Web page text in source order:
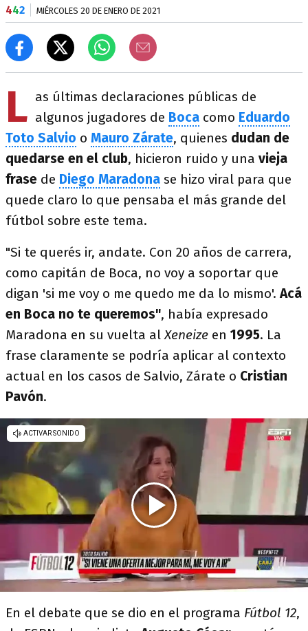
442 MIÉRCOLES 20 DE ENERO DE 2021
L as últimas declaraciones públicas de
algunos jugadores de Boca como Eduardo
Toto Salvio o Mauro Zárate, quienes dudan de
quedarse en el club, hicieron ruido y una vieja
frase de Diego Maradona se hizo viral para que
quede claro lo que pensaba el más grande del
fútbol sobre este tema.
"Si te querés ir, andate. Con 20 años de carrera,
como capitán de Boca, no voy a soportar que
digan 'si me voy o me quedo me da lo mismo'. Acá
en Boca no te queremos", había expresado
Maradona en su vuelta alXeneize en 1995. La
frase claramente se podría aplicar al contexto
actual en los casos de Salvio, Zárate o Cristian
Pavón.
En el debate que se dio en el programa Fútbol 12,